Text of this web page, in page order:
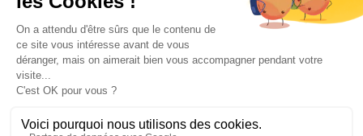
MOYENS DE PAIEMENT SÉCURISÉS